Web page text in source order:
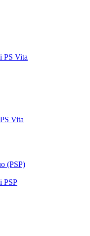
PS Vita
Vita
(PSP)
PSP